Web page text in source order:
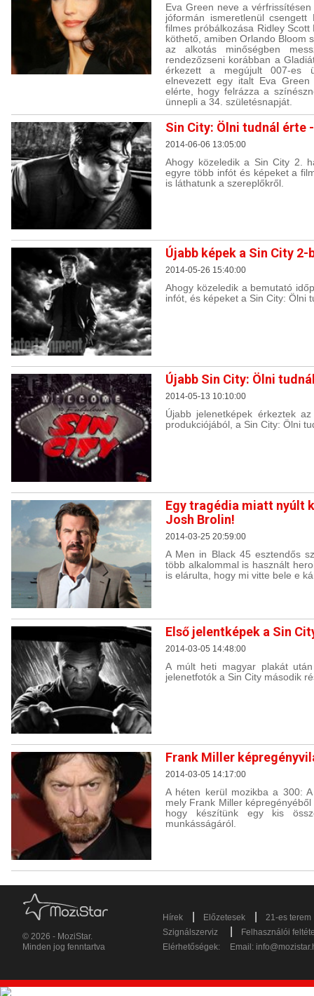
Eva Green neve a
jóformán ismeretlenül csengett
filmes próbálkozása Ridley
köthető, amiben Orlando Bloom
az alkotás minőségben
rendezőzseni korábban a
érkezett a megújult 007-es
elnevezett egy italt Eva
elérte, hogy felrázza a
ünnepli a 34. születésnapját.
Sin City: Ölni tudnál érte
2014-06-06 13:05:00
Ahogy közeledik a Sin City 2.
egyre több infót és képeket a
is láthatunk a szereplőkről.
Újabb képek a Sin City 2-
2014-05-26 15:40:00
Ahogy közeledik a bemutató
infót, és képeket a Sin City: Ölni
Újabb Sin City: Ölni
2014-05-13 10:10:00
Újabb jelenetképek érkeztek
produkciójából, a Sin City: Ölni
Egy tragédia miatt nyúlt
Josh Brolin!
2014-03-25 20:59:00
A Men in Black 45 esztendős
több alkalommal is használt
is elárulta, hogy mi vitte bele e
Első jelentképek a Sin
2014-03-05 14:48:00
A múlt heti magyar plakát
jelenetfotók a Sin City második
Frank Miller
2014-03-05 14:17:00
A héten kerül mozikba a 300:
mely Frank Miller
hogy készítünk egy kis
munkásságáról.
© 2026 - MoziStar.
Minden jog fenntartva
Hírek Előzetesek
21-es terem
Szignálszerviz
Felhasználói
Elérhetőségek:
Email: